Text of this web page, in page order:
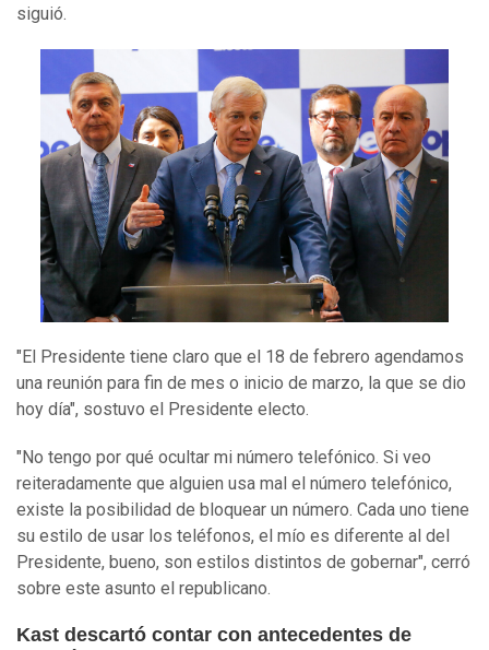
siguió.
"El Presidente tiene claro que el 18 de febrero agendamos
una reunión para fin de mes o inicio de marzo, la que se dio
hoy día", sostuvo el Presidente electo.
"No tengo por qué ocultar mi número telefónico. Si veo
reiteradamente que alguien usa mal el número telefónico,
existe la posibilidad de bloquear un número. Cada uno tiene
su estilo de usar los teléfonos, el mío es diferente al del
Presidente, bueno, son estilos distintos de gobernar", cerró
sobre este asunto el republicano.
Kast descartó contar con antecedentes de